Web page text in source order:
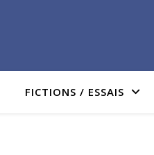
FICTIONS / ESSAIS